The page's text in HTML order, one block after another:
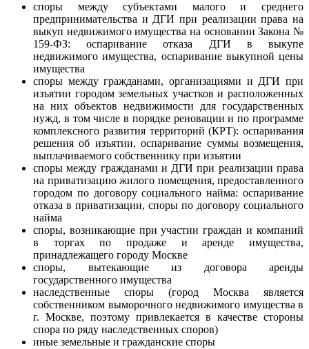
споры между субъектами малого и среднего
предпринимательства и ДГИ при реализации права на
выкуп недвижимого имущества на основании Закона №
159-ФЗ: оспаривание отказа ДГИ в выкупе
недвижимого имущества, оспаривание выкупной цены
имущества
споры между гражданами, организациями и ДГИ при
изъятии городом земельных участков и расположенных
на них объектов недвижимости для государственных
нужд, в том числе в порядке реновации и по программе
комплексного развития территорий (КРТ): оспаривания
решения об изъятии, оспаривание суммы возмещения,
выплачиваемого собственнику при изъятии
споры между гражданами и ДГИ при реализации права
на приватизацию жилого помещения, предоставленного
городом по договору социального найма: оспаривание
отказа в приватизации, споры по договору социального
найма
споры, возникающие при участии граждан и компаний
в торгах по продаже и аренде имущества,
принадлежащего городу Москве
споры, вытекающие из договора аренды
государственного имущества
наследственные споры (город Москва является
собственником выморочного недвижимого имущества в
г. Москве, поэтому привлекается в качестве стороны
спора по ряду наследственных споров)
иные земельные и гражданские споры